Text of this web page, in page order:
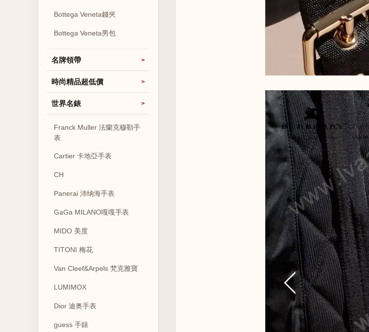
Bottega Veneta錢夾
Bottega Veneta男包
名牌領帶
時尚精品超低價
世界名錶
Franck Muller 法蘭克穆勒手
表
Cartier 卡地亞手表
CH
Panerai 沛纳海手表
GaGa MILANO嘎嘎手表
MIDO 美度
TITONI 梅花
Van Cleef&Arpels 梵克雅寶
LUMIMOX
Dior 迪奥手表
guess 手錶